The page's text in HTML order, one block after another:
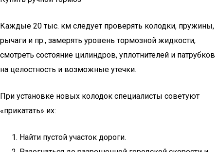
Каждые 20 тыс. км следует проверять колодки, пружины,
рычаги и пр., замерять уровень тормозной жидкости,
смотреть состояние цилиндров, уплотнителей и патрубков
на целостность и возможные утечки.
При установке новых колодок специалисты советуют
«прикатать» их:
Найти пустой участок дороги.